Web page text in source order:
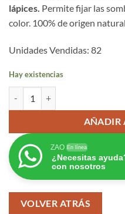
lápices. Permite fijar las
color. 100% de origen
Unidades Vendidas: 82
Hay existencias
AÑADIR
ZAO En línea
¿Necesitas
con nosotros
VOLVER ATRÁS